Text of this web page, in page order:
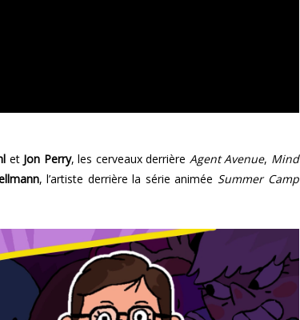
et Jon Perry, les cerveaux derrière Agent Avenue, Mind
, l’artiste derrière la série animée Summer Camp